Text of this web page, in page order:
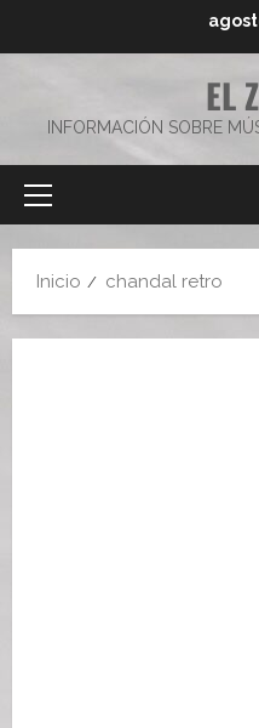
EL
INFORMACIÓN SOBRE
Menú
Inicio chandal retro